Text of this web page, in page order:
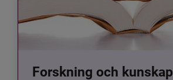
Forskning och kunskap